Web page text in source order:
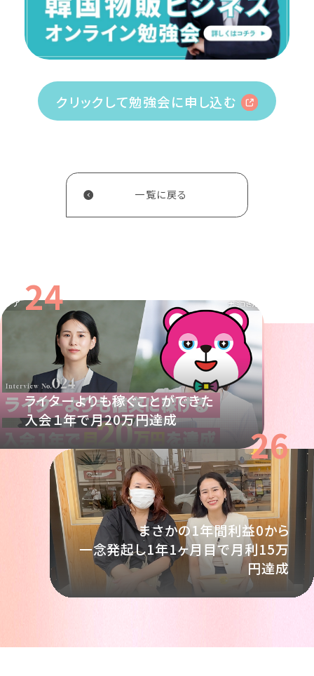
クリックして勉強会に申し込む
一覧に戻る
24
ライターよりも稼ぐことができた
入会１年で月20万円達成
26
まさかの1年間利益0から
一念発起し1年1ヶ月目で月利15万
円達成